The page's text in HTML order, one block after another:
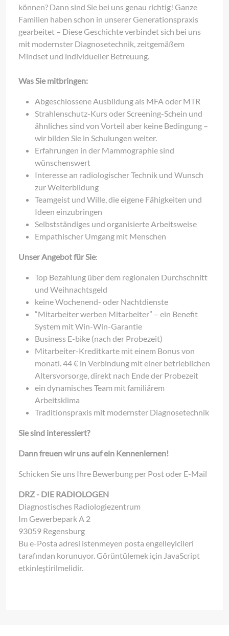
können? Dann sind Sie bei uns genau richtig! Ganze
Familien haben schon in unserer Generationspraxis
gearbeitet – Diese Geschichte verbindet sich bei uns
mit modernster Diagnosetechnik, zeitgemäßem
Mindset und individueller Betreuung.
Was Sie mitbringen:
Abgeschlossene Ausbildung als MFA oder MTR
Strahlenschutz-Kurs oder Screening-Schein und
ähnliches sind von Vorteil aber keine Bedingung –
wir bilden Sie in Schulungen weiter.
Erfahrungen in der Mammographie sind
wünschenswert
Interesse an radiologischer Technik und Wunsch
zur Weiterbildung
Teamgeist und Wille, die eigene Fähigkeiten und
Ideen einzubringen
Selbstständiges und organisierte Arbeitsweise
Empathischer Umgang mit Menschen
Unser Angebot für Sie:
Top Bezahlung über dem regionalen Durchschnitt
und Weihnachtsgeld
keine Wochenend- oder Nachtdienste
“Mitarbeiter werben Mitarbeiter” – ein Benefit
System mit Win-Win-Garantie
Business E-bike (nach der Probezeit)
Mitarbeiter-Kreditkarte mit einem Bonus von
monatl. 44 € in Verbindung mit einer betrieblichen
Altersvorsorge, direkt nach Ende der Probezeit
ein dynamisches Team mit familiärem
Arbeitsklima
Traditionspraxis mit modernster Diagnosetechnik
Sie sind interessiert?
Dann freuen wir uns auf ein Kennenlernen!
Schicken Sie uns Ihre Bewerbung per Post oder E-Mail
DRZ - DIE RADIOLOGEN
Diagnostisches Radiologiezentrum
Im Gewerbepark A 2
93059 Regensburg
Bu e-Posta adresi istenmeyen posta engelleyicileri
tarafından korunuyor. Görüntülemek için JavaScript
etkinleştirilmelidir.